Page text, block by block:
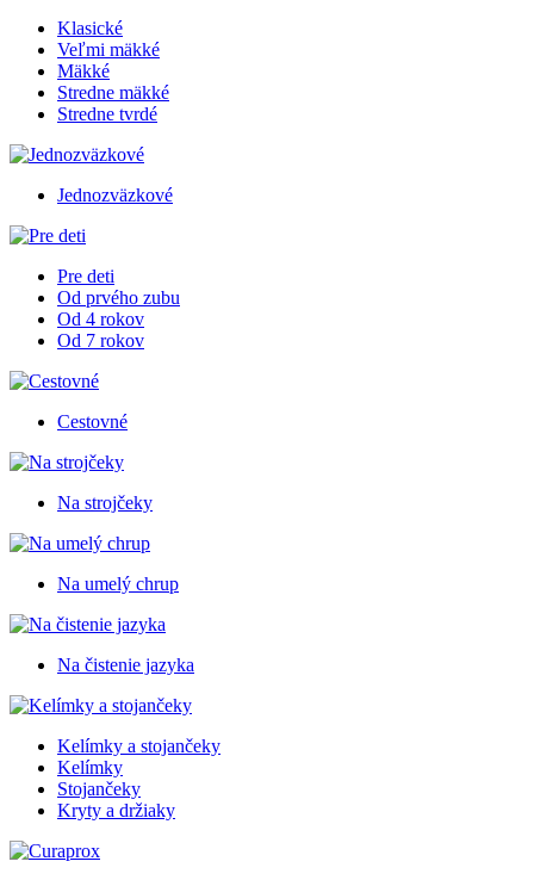
Klasické
Veľmi mäkké
Mäkké
Stredne mäkké
Stredne tvrdé
Jednozväzkové
Pre deti
Od prvého zubu
Od 4 rokov
Od 7 rokov
Cestovné
Na strojčeky
Na umelý chrup
Na čistenie jazyka
Kelímky a stojančeky
Kelímky
Stojančeky
Kryty a držiaky